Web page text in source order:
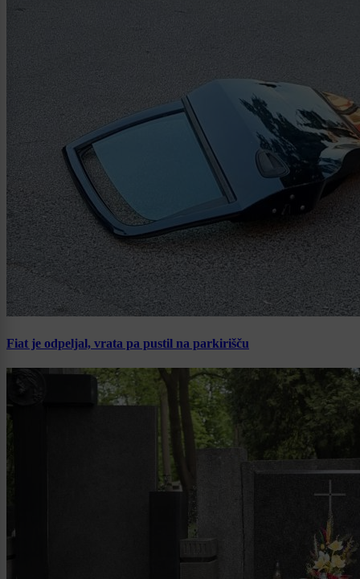
Fiat je odpeljal, vrata pa pustil na parkirišču